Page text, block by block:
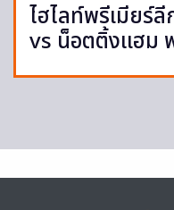
ไฮไลท์พรีเมียร์
vs น็อตติ้งแฮม